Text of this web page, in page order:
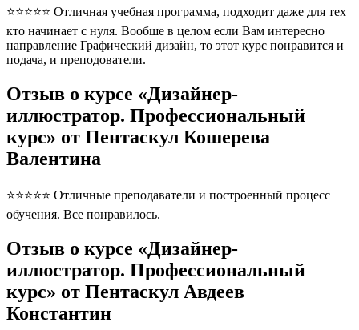
⭐⭐⭐⭐⭐ Отличная учебная программа, подходит даже для тех
кто начинает с нуля. Вообше в целом если Вам интересно
направление Графический дизайн, то этот курс понравится и
подача, и преподователи.
Отзыв о курсе «Дизайнер-
иллюстратор. Профессиональный
курс» от Пентаскул Кошерева
Валентина
⭐⭐⭐⭐⭐ Отличные преподаватели и построенный процесс
обучения. Все понравилось.
Отзыв о курсе «Дизайнер-
иллюстратор. Профессиональный
курс» от Пентаскул Авдеев
Константин